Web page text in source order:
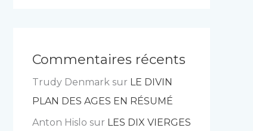
Commentaires récents
Trudy Denmark sur LE DIVIN
PLAN DES AGES EN RÉSUMÉ
Anton Hislo sur LES DIX VIERGES